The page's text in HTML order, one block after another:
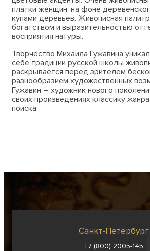
платки женщин, на фоне
купами деревьев. Живописная
богатством и выразительностью
восприятия натуры.
Творчество Михаила Гужавина
себе традиции русской школы
раскрывается перед зрителем
разнообразием художественных
Гужавин – художник нового
своих произведениях классику
поиска.
Санкт-Петербург
+7 (800) 2005-145